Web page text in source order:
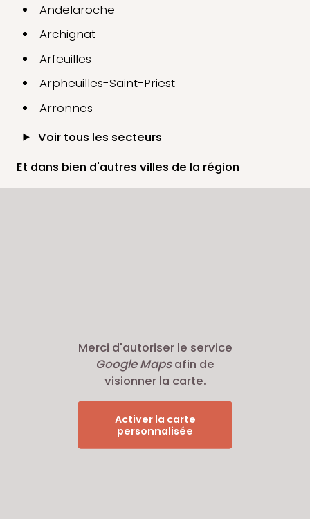
Andelaroche
Archignat
Arfeuilles
Arpheuilles-Saint-Priest
Arronnes
Voir tous les secteurs
Et dans bien d'autres villes de la région
Merci d'autoriser le service
Google Mapsafin de
visionner la carte.
Activer la carte
personnalisée